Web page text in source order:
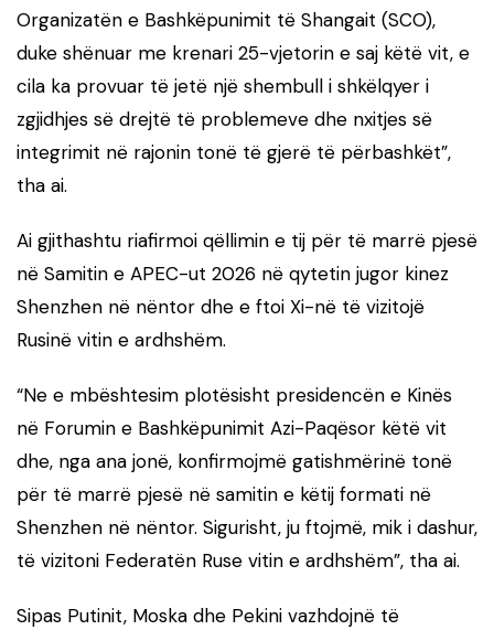
Organizatën e Bashkëpunimit të Shangait (SCO),
duke shënuar me krenari 25-vjetorin e saj këtë vit, e
cila ka provuar të jetë një shembull i shkëlqyer i
zgjidhjes së drejtë të problemeve dhe nxitjes së
integrimit në rajonin tonë të gjerë të përbashkët”,
tha ai.
Ai gjithashtu riafirmoi qëllimin e tij për të marrë pjesë
në Samitin e APEC-ut 2026 në qytetin jugor kinez
Shenzhen në nëntor dhe e ftoi Xi-në të vizitojë
Rusinë vitin e ardhshëm.
“Ne e mbështesim plotësisht presidencën e Kinës
në Forumin e Bashkëpunimit Azi-Paqësor këtë vit
dhe, nga ana jonë, konfirmojmë gatishmërinë tonë
për të marrë pjesë në samitin e këtij formati në
Shenzhen në nëntor. Sigurisht, ju ftojmë, mik i dashur,
të vizitoni Federatën Ruse vitin e ardhshëm”, tha ai.
Sipas Putinit, Moska dhe Pekini vazhdojnë të